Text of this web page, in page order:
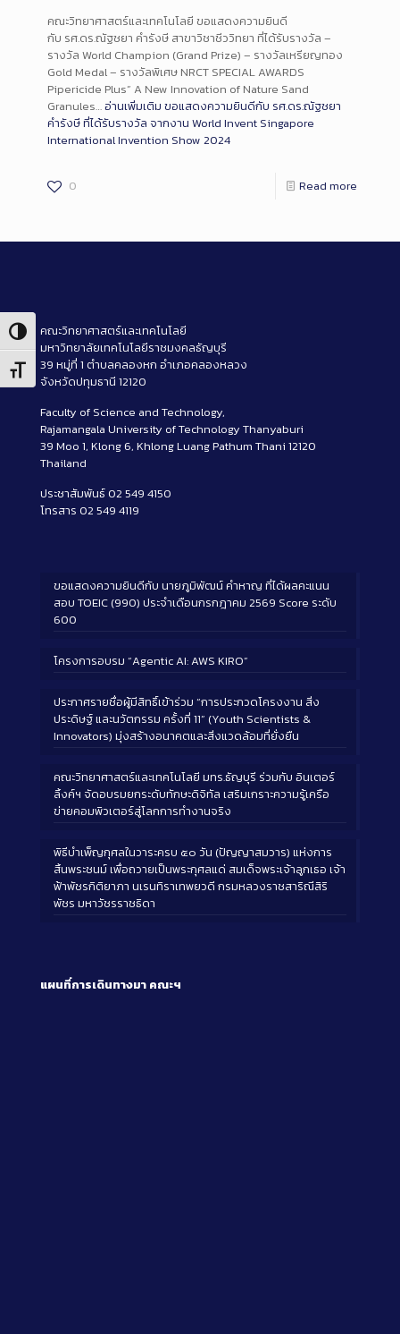
Toggle High Contrast
Toggle Font size
คณะวิทยาศาสตร์และเทคโนโลยี ขอแสดงความยินดี
กับ รศ.ดร.ณัฐชยา คำรังษี สาขาวิชาชีววิทยา ที่ได้รับรางวัล –
รางวัล World Champion (Grand Prize) – รางวัลเหรียญทอง
Gold Medal – รางวัลพิเศษ NRCT SPECIAL AWARDS
Pipericide Plus” A New Innovation of Nature Sand
Granules…อ่านเพิ่มเติม ขอแสดงความยินดีกับ รศ.ดร.ณัฐชยา
คำรังษี ที่ได้รับรางวัล จากงาน World Invent Singapore
International Invention Show 2024
0 Read more
คณะวิทยาศาสตร์และเทคโนโลยี
มหาวิทยาลัยเทคโนโลยีราชมงคลธัญบุรี
39 หมู่ที่ 1 ตำบลคลองหก อำเภอคลองหลวง
จังหวัดปทุมธานี 12120
Faculty of Science and Technology,
Rajamangala University of Technology Thanyaburi
39 Moo 1, Klong 6, Khlong Luang Pathum Thani 12120
Thailand
ประชาสัมพันธ์ 02 549 4150
โทรสาร 02 549 4119
ขอแสดงความยินดีกับ นายภูมิพัฒน์ คำหาญ ที่ได้ผลคะแนน
สอบ TOEIC (990) ประจำเดือนกรกฎาคม 2569 Score ระดับ
600
โครงการอบรม “Agentic AI: AWS KIRO”
ประกาศรายชื่อผู้มีสิทธิ์เข้าร่วม “การประกวดโครงงาน สิ่ง
ประดิษฐ์ และนวัตกรรม ครั้งที่ 11” (Youth Scientists &
Innovators) มุ่งสร้างอนาคตและสิ่งแวดล้อมที่ยั่งยืน
คณะวิทยาศาสตร์และเทคโนโลยี มทร.ธัญบุรี ร่วมกับ อินเตอร์
ลิ้งค์ฯ จัดอบรมยกระดับทักษะดิจิทัล เสริมเกราะความรู้เครือ
ข่ายคอมพิวเตอร์สู่โลกการทำงานจริง
พิธีบำเพ็ญกุศลในวาระครบ ๕๐ วัน (ปัญญาสมวาร) แห่งการ
สิ้นพระชนม์ เพื่อถวายเป็นพระกุศลแด่ สมเด็จพระเจ้าลูกเธอ เจ้า
ฟ้าพัชรกิติยาภา นเรนทิราเทพยวดี กรมหลวงราชสาริณีสิริ
พัชร มหาวัชรราชธิดา
แผนที่การเดินทางมา คณะฯ